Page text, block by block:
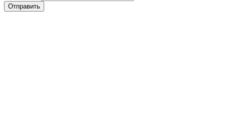
Отправить